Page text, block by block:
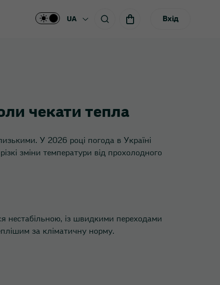
UA Вхід
чекати тепла
У 2026 році погода в Україні
зміни температури від прохолодного
нестабільною, із швидкими переходами
за кліматичну норму.